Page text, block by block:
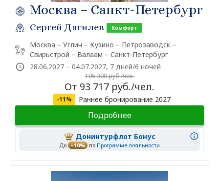
Москва – Санкт-Петербург
Сергей Дягилев Комфорт
Москва – Углич – Кузино – Петрозаводск –
Свирьстрой – Валаам – Санкт-Петербург
28.06.2027 – 04.07.2027, 7 дней/6 ночей
105 300 руб./чел.
От 93 717 руб./чел.
-11% Раннее бронирование 2027
Подробнее
Донинтурфлот Бонус
До –10% по Программе лояльности